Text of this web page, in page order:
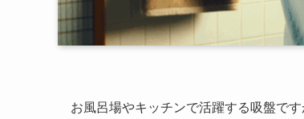
お風呂場やキッチンで活躍する吸盤で